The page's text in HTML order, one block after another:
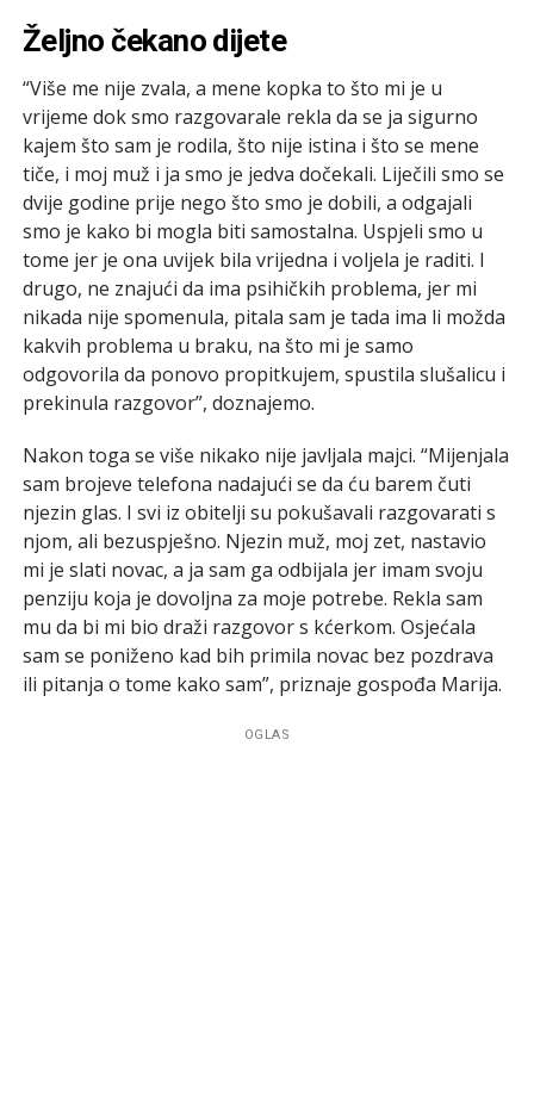
Željno čekano dijete
“Više me nije zvala, a mene kopka to što mi je u
vrijeme dok smo razgovarale rekla da se ja sigurno
kajem što sam je rodila, što nije istina i što se mene
tiče, i moj muž i ja smo je jedva dočekali. Liječili smo se
dvije godine prije nego što smo je dobili, a odgajali
smo je kako bi mogla biti samostalna. Uspjeli smo u
tome jer je ona uvijek bila vrijedna i voljela je raditi. I
drugo, ne znajući da ima psihičkih problema, jer mi
nikada nije spomenula, pitala sam je tada ima li možda
kakvih problema u braku, na što mi je samo
odgovorila da ponovo propitkujem, spustila slušalicu i
prekinula razgovor”, doznajemo.
Nakon toga se više nikako nije javljala majci. “Mijenjala
sam brojeve telefona nadajući se da ću barem čuti
njezin glas. I svi iz obitelji su pokušavali razgovarati s
njom, ali bezuspješno. Njezin muž, moj zet, nastavio
mi je slati novac, a ja sam ga odbijala jer imam svoju
penziju koja je dovoljna za moje potrebe. Rekla sam
mu da bi mi bio draži razgovor s kćerkom. Osjećala
sam se poniženo kad bih primila novac bez pozdrava
ili pitanja o tome kako sam”, priznaje gospođa Marija.
OGLAS